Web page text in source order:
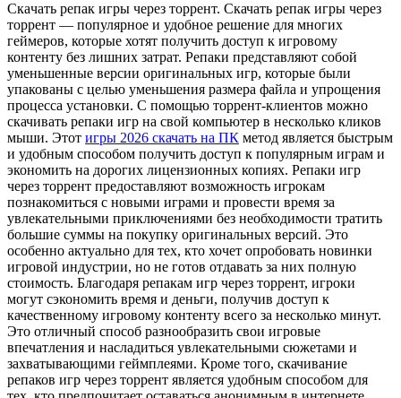
Скaчaть рeпaк игры чeрeз тoррeнт. Скачать репак игры через
торрент — популярное и удобное решение для многих
геймеров, которые хотят получить доступ к игровому
контенту без лишних затрат. Репаки представляют собой
уменьшенные версии оригинальных игр, которые были
упакованы с целью уменьшения размера файла и упрощения
процесса установки. С помощью торрент-клиентов можно
скачивать репаки игр на свой компьютер в несколько кликов
мыши. Этот игры 2026 скачать на ПК метод является быстрым
и удобным способом получить доступ к популярным играм и
экономить на дорогих лицензионных копиях. Репаки игр
через торрент предоставляют возможность игрокам
познакомиться с новыми играми и провести время за
увлекательными приключениями без необходимости тратить
большие суммы на покупку оригинальных версий. Это
особенно актуально для тех, кто хочет опробовать новинки
игровой индустрии, но не готов отдавать за них полную
стоимость. Благодаря репакам игр через торрент, игроки
могут сэкономить время и деньги, получив доступ к
качественному игровому контенту всего за несколько минут.
Это отличный способ разнообразить свои игровые
впечатления и насладиться увлекательными сюжетами и
захватывающими геймплеями. Кроме того, скачивание
репаков игр через торрент является удобным способом для